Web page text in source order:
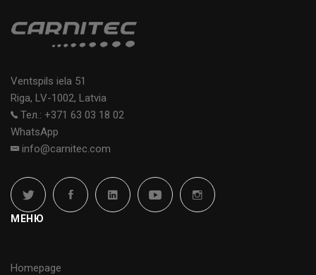
Ventspils iela 51
Riga, LV-1002, Latvia
Тел.: +371 63 03 18 02
WhatsApp
info@carnitec.com
МЕНЮ
Homepage